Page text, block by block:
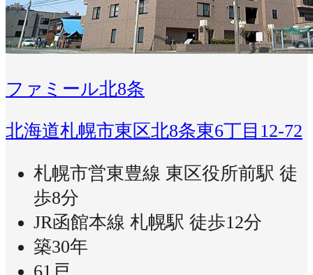
ファミール北8条
北海道札幌市東区北8条東6丁目12-72
札幌市営東豊線 東区役所前駅 徒
歩8分
JR函館本線 札幌駅 徒歩12分
築30年